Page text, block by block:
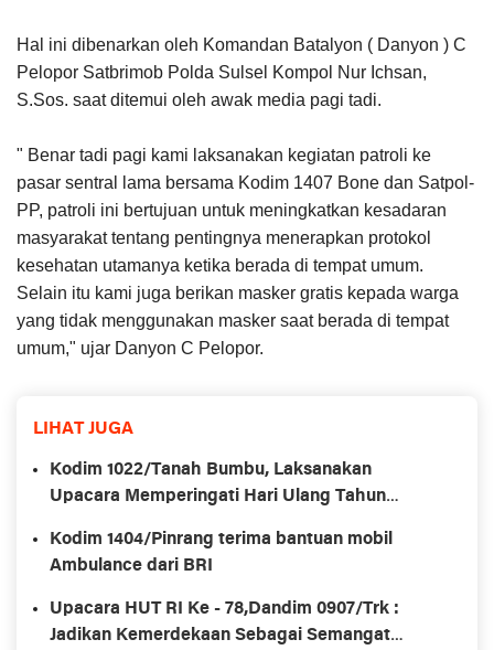
Hal ini dibenarkan oleh Komandan Batalyon ( Danyon ) C
Pelopor Satbrimob Polda Sulsel Kompol Nur Ichsan,
S.Sos. saat ditemui oleh awak media pagi tadi.
" Benar tadi pagi kami laksanakan kegiatan patroli ke
pasar sentral lama bersama Kodim 1407 Bone dan Satpol-
PP, patroli ini bertujuan untuk meningkatkan kesadaran
masyarakat tentang pentingnya menerapkan protokol
kesehatan utamanya ketika berada di tempat umum.
Selain itu kami juga berikan masker gratis kepada warga
yang tidak menggunakan masker saat berada di tempat
umum," ujar Danyon C Pelopor.
LIHAT JUGA
Kodim 1022/Tanah Bumbu, Laksanakan
Upacara Memperingati Hari Ulang Tahun
Kodim 1404/Pinrang terima bantuan mobil
Ambulance dari BRI
Upacara HUT RI Ke - 78,Dandim 0907/Trk :
Jadikan Kemerdekaan Sebagai Semangat